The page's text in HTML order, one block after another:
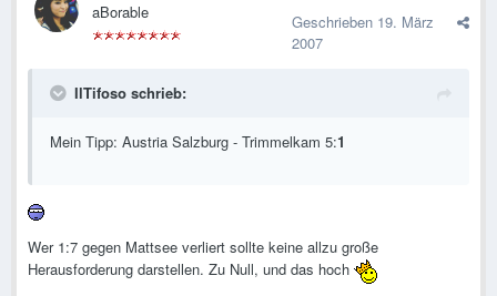
aBorable Geschrieben 19. März
2007
IlTifoso schrieb:
Mein Tipp: Austria Salzburg - Trimmelkam 5:1
Wer 1:7 gegen Mattsee verliert sollte keine allzu große
Herausforderung darstellen. Zu Null, und das hoch